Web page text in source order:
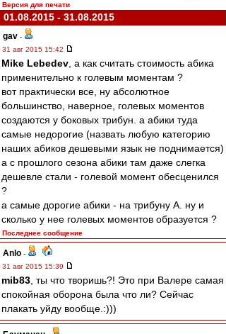
Версия для печати
01.08.2015 - 31.08.2015
gav -
31 авг 2015 15:42
Mike Lebedev , а как считать стоимость абика
применительно к голевым моментам ?
вот практически все, ну абсолютное
большинство, наверное, голевых моментов
создаются у боковых трибун. а абики туда
самые недорогие (назвать любую категорию
наших абиков дешевыми язык не поднимается)
а с прошлого сезона абики там даже слегка
дешевле стали - голевой момент обесценился
?
а самые дорогие абики - на трибуну А. ну и
сколько у нее голевых моментов образуется ?
Последнее сообщение
Anlo -
31 авг 2015 15:39
mib83 , ты что творишь?! Это при Валере самая
спокойная оборона была что ли? Сейчас
плакать уйду вообще.:)))